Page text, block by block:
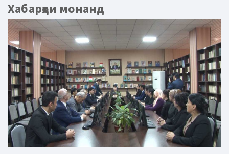
Хабарҳои монанд